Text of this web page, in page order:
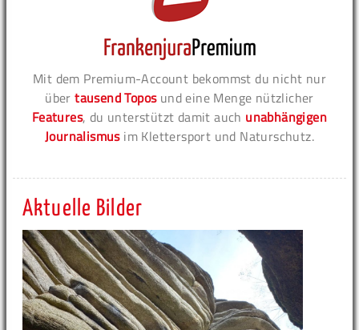
Mit dem Premium-Account bekommst du nicht nur
übertausend Toposund eine Menge nützlicher
Features, du unterstützt damit auch unabhängigen
Journalismusim Klettersport und Naturschutz.
Aktuelle Bilder